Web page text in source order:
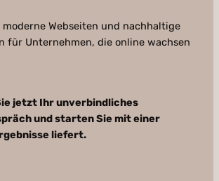
Webseiten und nachhaltige
für Unternehmen, die online wachsen
jetzt Ihr unverbindliches
und starten Sie mit einer
liefert.